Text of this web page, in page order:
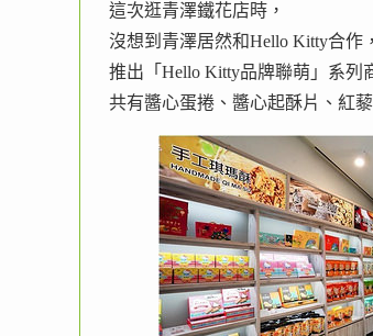
這次逛青澤鐵花店時，
沒想到青澤居然和Hello Kitty合作，
推出「Hello Kitty品牌聯萌」系列
共有醬心蛋捲、醬心起酥片、紅